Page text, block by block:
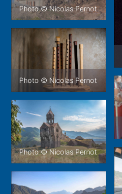
Photo © Nicolas Pernot
Photo © Nicolas Pernot
Photo © Nicolas Pernot